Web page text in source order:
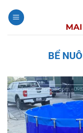
qua
BỂ